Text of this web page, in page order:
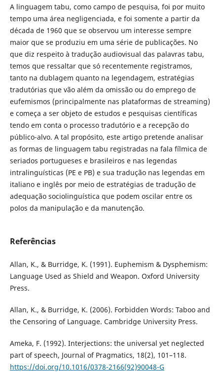
A linguagem tabu, como campo de pesquisa, foi por muito
tempo uma área negligenciada, e foi somente a partir da
década de 1960 que se observou um interesse sempre
maior que se produziu em uma série de publicações. No
que diz respeito à tradução audiovisual das palavras tabu,
temos que ressaltar que só recentemente registramos,
tanto na dublagem quanto na legendagem, estratégias
tradutórias que vão além da omissão ou do emprego de
eufemismos (principalmente nas plataformas de streaming)
e começa a ser objeto de estudos e pesquisas científicas
tendo em conta o processo tradutório e a recepção do
público-alvo. A tal propósito, este artigo pretende analisar
as formas de linguagem tabu registradas na fala fílmica de
seriados portugueses e brasileiros e nas legendas
intralinguísticas (PE e PB) e sua tradução nas legendas em
italiano e inglês por meio de estratégias de tradução de
adequação sociolinguística que podem oscilar entre os
polos da manipulação e da manutenção.
Referências
Allan, K., & Burridge, K. (1991). Euphemism & Dysphemism:
Language Used as Shield and Weapon. Oxford University
Press.
Allan, K., & Burridge, K. (2006). Forbidden Words: Taboo and
the Censoring of Language. Cambridge University Press.
Ameka, F. (1992). Interjections: the universal yet neglected
part of speech, Journal of Pragmatics, 18(2), 101–118.
https://doi.org/10.1016/0378-2166(92)90048-G